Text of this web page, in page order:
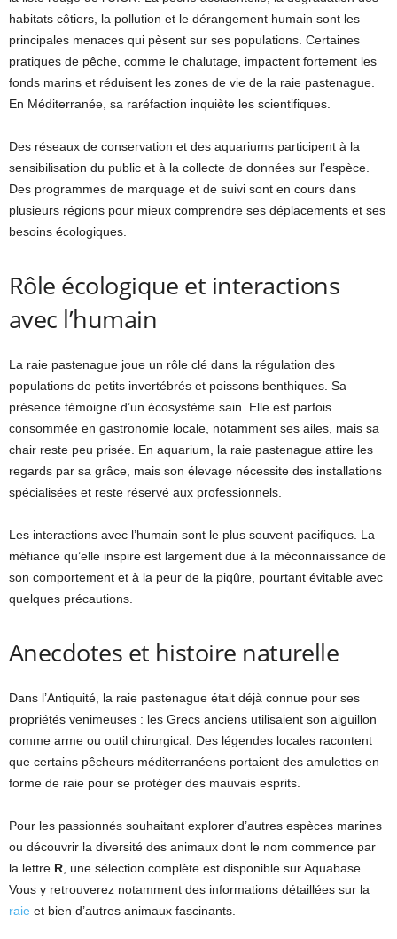
habitats côtiers, la pollution et le dérangement humain sont les
principales menaces qui pèsent sur ses populations. Certaines
pratiques de pêche, comme le chalutage, impactent fortement les
fonds marins et réduisent les zones de vie de la raie pastenague.
En Méditerranée, sa raréfaction inquiète les scientifiques.
Des réseaux de conservation et des aquariums participent à la
sensibilisation du public et à la collecte de données sur l’espèce.
Des programmes de marquage et de suivi sont en cours dans
plusieurs régions pour mieux comprendre ses déplacements et ses
besoins écologiques.
Rôle écologique et interactions
avec l’humain
La raie pastenague joue un rôle clé dans la régulation des
populations de petits invertébrés et poissons benthiques. Sa
présence témoigne d’un écosystème sain. Elle est parfois
consommée en gastronomie locale, notamment ses ailes, mais sa
chair reste peu prisée. En aquarium, la raie pastenague attire les
regards par sa grâce, mais son élevage nécessite des installations
spécialisées et reste réservé aux professionnels.
Les interactions avec l’humain sont le plus souvent pacifiques. La
méfiance qu’elle inspire est largement due à la méconnaissance de
son comportement et à la peur de la piqûre, pourtant évitable avec
quelques précautions.
Anecdotes et histoire naturelle
Dans l’Antiquité, la raie pastenague était déjà connue pour ses
propriétés venimeuses : les Grecs anciens utilisaient son aiguillon
comme arme ou outil chirurgical. Des légendes locales racontent
que certains pêcheurs méditerranéens portaient des amulettes en
forme de raie pour se protéger des mauvais esprits.
Pour les passionnés souhaitant explorer d’autres espèces marines
ou découvrir la diversité des animaux dont le nom commence par
la lettre R, une sélection complète est disponible sur Aquabase.
Vous y retrouverez notamment des informations détaillées sur la
raie et bien d’autres animaux fascinants.